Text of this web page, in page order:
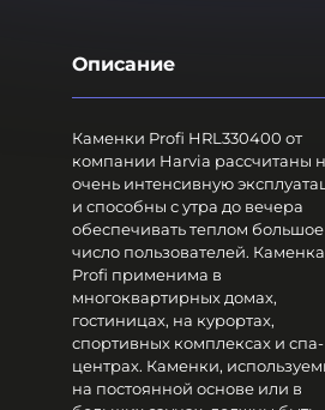
Описание
Каменки Profi HRL330400 от
компании Harvia рассчитаны
очень интенсивную
и способны с утра до вечера
обеспечивать теплом большое
число пользователей. Каменка
Profi применима в
многоквартирных домах,
гостиницах, на курортах,
спортивных комплексах и спа-
центрах. Каменки,
на постоянной основе или в